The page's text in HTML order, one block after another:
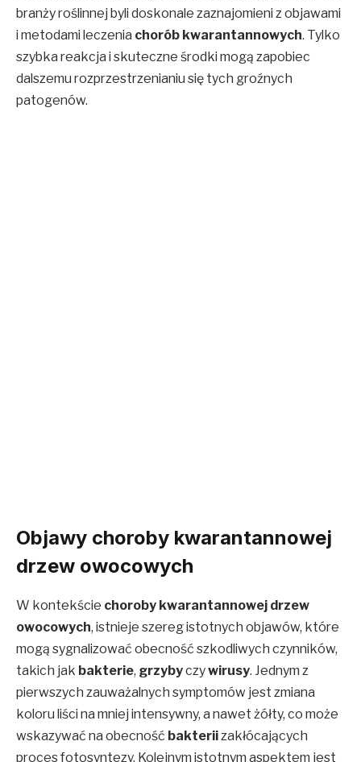
branży roślinnej byli doskonale zaznajomieni z objawami
i metodami leczenia chorób kwarantannowych. Tylko
szybka reakcja i skuteczne środki mogą zapobiec
dalszemu rozprzestrzenianiu się tych groźnych
patogenów.
Objawy choroby kwarantannowej
drzew owocowych
W kontekście choroby kwarantannowej drzew
owocowych, istnieje szereg istotnych objawów, które
mogą sygnalizować obecność szkodliwych czynników,
takich jak bakterie, grzybyczywirusy. Jednym z
pierwszych zauważalnych symptomów jest zmiana
koloru liści na mniej intensywny, a nawet żółty, co może
wskazywać na obecność bakteriizakłócających
proces fotosyntezy. Kolejnym istotnym aspektem jest